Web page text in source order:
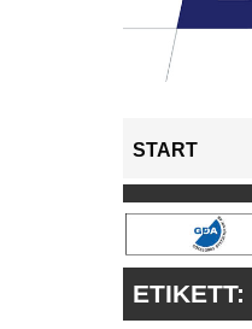
START
ETIKETT: